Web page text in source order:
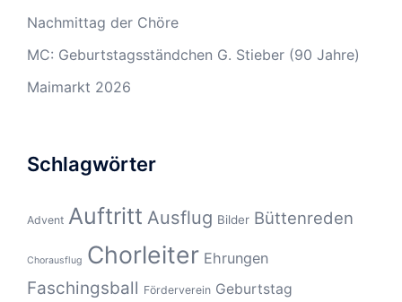
Nachmittag der Chöre
MC: Geburtstagsständchen G. Stieber (90 Jahre)
Maimarkt 2026
Schlagwörter
Advent Auftritt Ausflug Bilder Büttenreden
Chorausflug Chorleiter Ehrungen
Faschingsball Förderverein Geburtstag